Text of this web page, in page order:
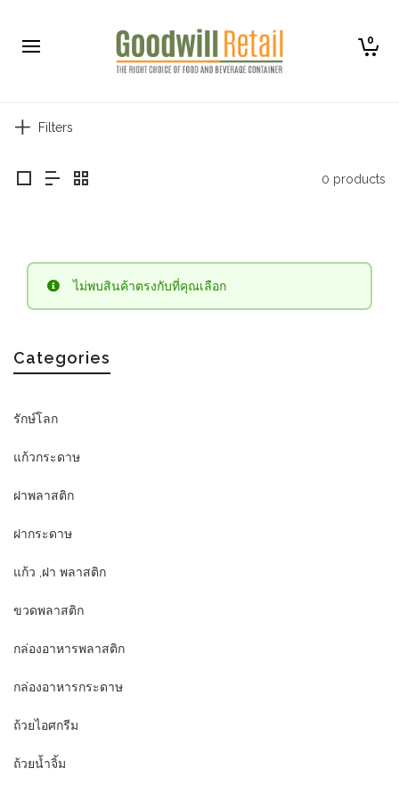
0
Filters
0 products
ไม่พบสินค้าตรงกับที่คุณเลือก
Categories
รักษ์โลก
แก้วกระดาษ
ฝาพลาสติก
ฝากระดาษ
แก้ว ,ฝา พลาสติก
ขวดพลาสติก
กล่องอาหารพลาสติก
กล่องอาหารกระดาษ
ถ้วยไอศกรีม
ถ้วยน้ำจิ้ม